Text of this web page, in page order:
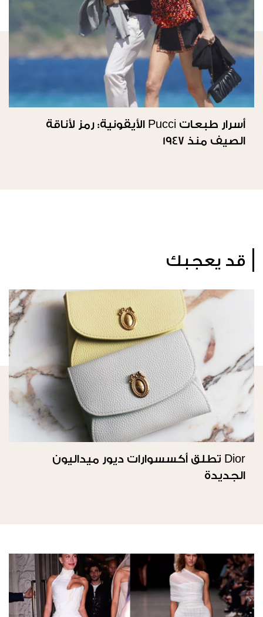
أسرار طبعات Pucci الأيقونية: رمز لأناقة
الصيف منذ 1947
قد يعجبك
Dior تطلق أكسسوارات ديور ميداليون
الجديدة